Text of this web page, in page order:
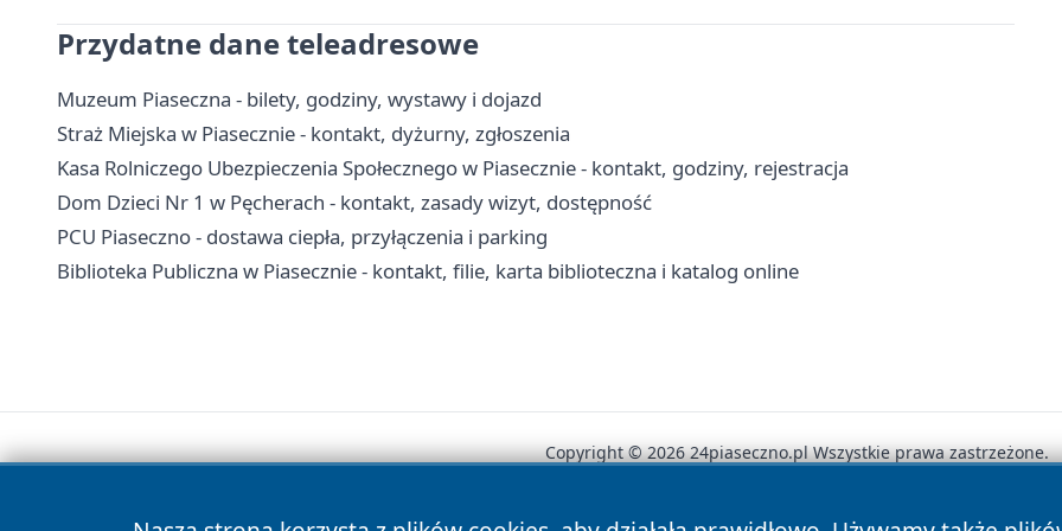
Przydatne dane teleadresowe
Muzeum Piaseczna - bilety, godziny, wystawy i dojazd
Straż Miejska w Piasecznie - kontakt, dyżurny, zgłoszenia
Kasa Rolniczego Ubezpieczenia Społecznego w Piasecznie - kontakt, godziny, rejestracja
Dom Dzieci Nr 1 w Pęcherach - kontakt, zasady wizyt, dostępność
PCU Piaseczno - dostawa ciepła, przyłączenia i parking
Biblioteka Publiczna w Piasecznie - kontakt, filie, karta biblioteczna i katalog online
Copyright © 2026 24piaseczno.pl Wszystkie prawa zastrzeżone.